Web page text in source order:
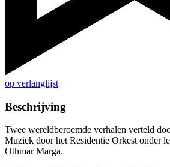
op verlanglijst
Beschrijving
Twee wereldberoemde verhalen verteld
Muziek door het Residentie Orkest onder
Othmar Marga.